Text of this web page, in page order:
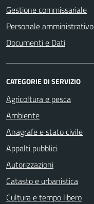
Gestione commissariale
Personale amministrativo
Documenti e Dati
CATEGORIE DI SERVIZIO
Agricoltura e pesca
Ambiente
Anagrafe e stato civile
Appalti pubblici
Autorizzazioni
Catasto e urbanistica
Cultura e tempo libero